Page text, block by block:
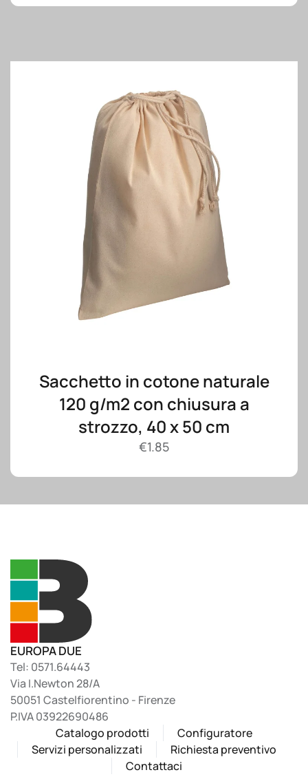
Sacchetto in cotone naturale
120 g/m2 con chiusura a
strozzo, 40 x 50 cm
€1.85
EUROPA DUE
Tel: 0571.64443
Via I.Newton 28/A
50051 Castelfiorentino - Firenze
P.IVA 03922690486
Catalogo prodotti
Configuratore
Servizi personalizzati
Richiesta preventivo
Contattaci